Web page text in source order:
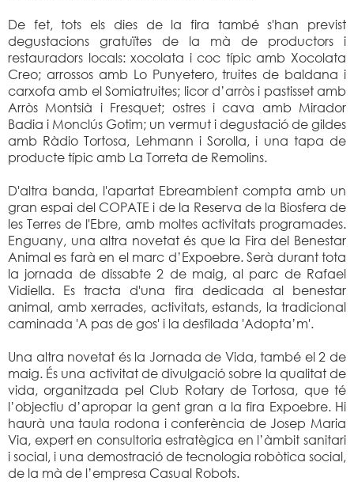
De fet, tots els dies de la fira també s'han previst
degustacions gratuïtes de la mà de productors i
restauradors locals: xocolata i coc típic amb Xocolata
Creo; arrossos amb Lo Punyetero, truites de baldana i
carxofa amb el Somiatruites; licor d’arròs i pastisset amb
Arròs Montsià i Fresquet; ostres i cava amb Mirador
Badia i Monclús Gotim; un vermut i degustació de gildes
amb Ràdio Tortosa, Lehmann i Sorolla, i una tapa de
producte típic amb La Torreta de Remolins.
D'altra banda, l'apartat Ebreambient compta amb un
gran espai del COPATE i de la Reserva de la Biosfera de
les Terres de l'Ebre, amb moltes activitats programades.
Enguany, una altra novetat és que la Fira del Benestar
Animal es farà en el marc d’Expoebre. Serà durant tota
la jornada de dissabte 2 de maig, al parc de Rafael
Vidiella. Es tracta d'una fira dedicada al benestar
animal, amb xerrades, activitats, estands, la tradicional
caminada 'A pas de gos' i la desfilada 'Adopta’m'.
Una altra novetat és la Jornada de Vida, també el 2 de
maig. És una activitat de divulgació sobre la qualitat de
vida, organitzada pel Club Rotary de Tortosa, que té
l’objectiu d’apropar la gent gran a la fira Expoebre. Hi
haurà una taula rodona i conferència de Josep Maria
Via, expert en consultoria estratègica en l’àmbit sanitari
i social, i una demostració de tecnologia robòtica social,
de la mà de l’empresa Casual Robots.